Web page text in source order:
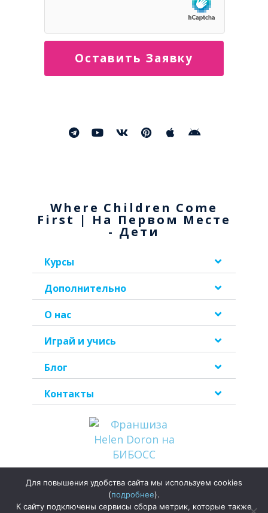
Оставить Заявку
Where Children Come
First | На Первом Месте
- Дети
Курсы
Дополнительно
О нас
Играй и учись
Блог
Контакты
конфиденциальности
Для повышения удобства сайта мы используем cookies
(подробнее).
К сайту подключены сервисы сбора метрик, которые также